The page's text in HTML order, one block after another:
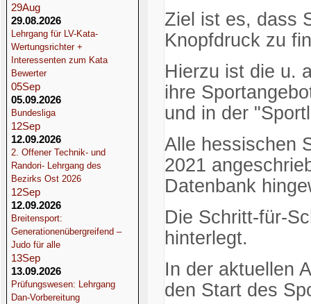
29Aug
29.08.2026
Lehrgang für LV-Kata-
Wertungsrichter +
Interessenten zum Kata
Bewerter
05Sep
05.09.2026
Bundesliga
12Sep
12.09.2026
2. Offener Technik- und
Randori- Lehrgang des
Bezirks Ost 2026
12Sep
12.09.2026
Breitensport:
Generationenübergreifend –
Judo für alle
13Sep
13.09.2026
Prüfungswesen: Lehrgang
Dan-Vorbereitung
Ziel ist es, dass
Knopfdruck zu
Hierzu ist die u.
ihre
und in der
Alle hessischen
2021
Datenbank
Die Schritt-für-
hinterlegt.
In der aktuellen
den Start des